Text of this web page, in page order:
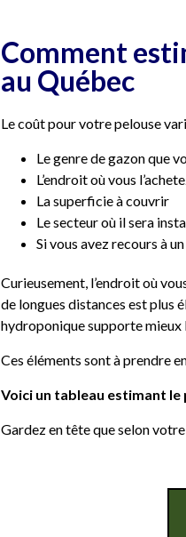
Comment
au Québec
Le coût pour votre pelouse
Le genre de gazon que
L’endroit où vous
La superficie à couvrir
Le secteur où il sera
Si vous avez recours à
Curieusement, l’endroit où
de longues distances est plus
hydroponique supporte mieux
Ces éléments sont à prendre
Voici un tableau estimant
Gardez en tête que selon